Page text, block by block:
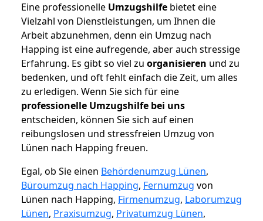
Eine professionelle Umzugshilfe bietet eine
Vielzahl von Dienstleistungen, um Ihnen die
Arbeit abzunehmen, denn ein Umzug nach
Happing ist eine aufregende, aber auch stressige
Erfahrung. Es gibt so viel zu organisieren und zu
bedenken, und oft fehlt einfach die Zeit, um alles
zu erledigen. Wenn Sie sich für eine
professionelle Umzugshilfe bei uns
entscheiden, können Sie sich auf einen
reibungslosen und stressfreien Umzug von
Lünen nach Happing freuen.
Egal, ob Sie einen Behördenumzug Lünen,
Büroumzug nach Happing, Fernumzug von
Lünen nach Happing, Firmenumzug, Laborumzug
Lünen, Praxisumzug, Privatumzug Lünen,